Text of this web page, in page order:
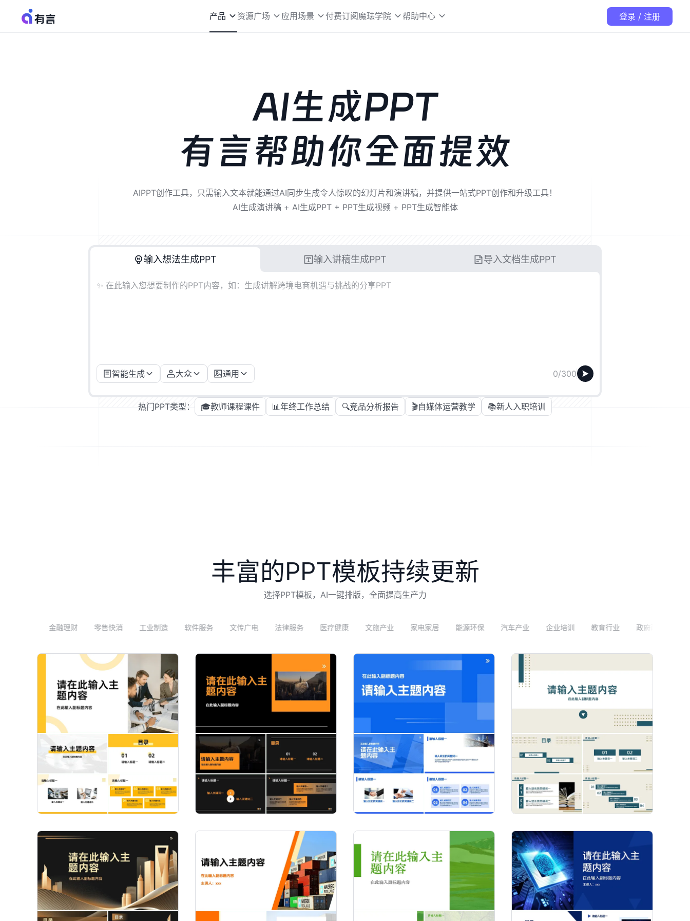
产品 资源广场 应用场景 付费订阅魔珐学院 帮助中心 登录 / 注册
AI生成PPT
有言帮助你全面提效
AIPPT创作工具，只需输入文本就能通过AI同步生成令人惊叹的幻灯片和演讲稿，并提供一站式PPT创作和升级工具！
AI生成演讲稿 + AI生成PPT + PPT生成视频 + PPT生成智能体
输入想法生成PPT 输入讲稿生成PPT 导入文档生成PPT
0/300
智能生成 大众 通用
热门PPT类型： 🎓教师课程课件 📊年终工作总结 🔍竞品分析报告 🎬自媒体运营教学 📚新人入职培训
丰富的PPT模板持续更新
选择PPT模板，AI一键排版，全面提高生产力
零售快消 工业制造 软件服务 文传广电 法律服务 医疗健康 文旅产业 家电家居 能源环保 汽车产业 企业培训 教育行业 政府政务 金融理财